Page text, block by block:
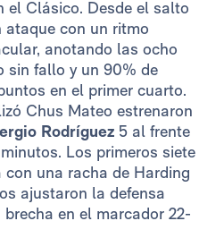
el Clásico. Desde el salto
ataque con un ritmo
anotando las ocho
sin fallo y un 90% de
en el primer cuarto.
Chus Mateo estrenaron
Rodríguez 5 al frente
Los primeros siete
una racha de Harding
ajustaron la defensa
en el marcador 22-